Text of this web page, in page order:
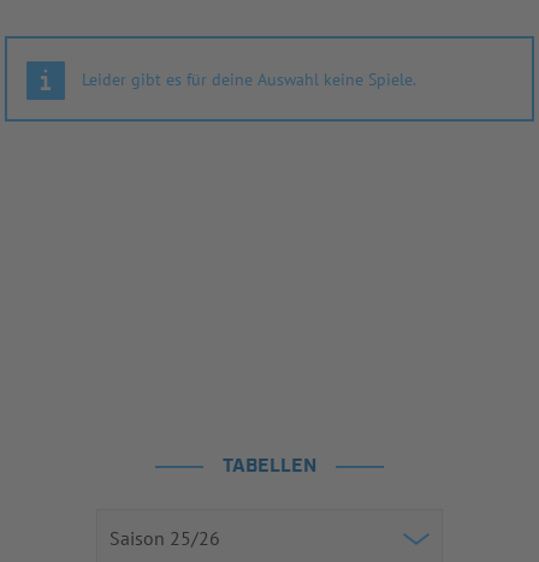
Leider gibt es für deine Auswahl keine Spiele.
TABELLEN